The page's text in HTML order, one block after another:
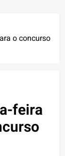
o concurso
feira